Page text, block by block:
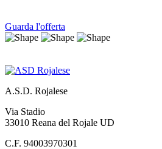
Guarda l'offerta
A.S.D. Rojalese
Via Stadio
33010 Reana del Rojale UD
C.F. 94003970301